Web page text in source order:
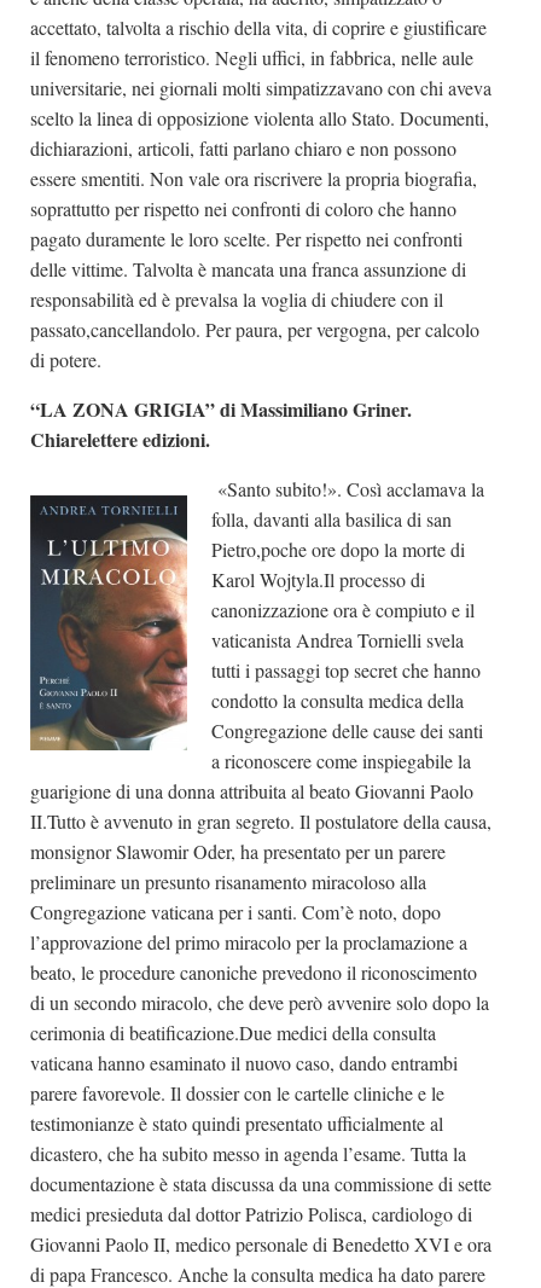
accettato, talvolta a rischio della vita, di coprire e giustificare
il fenomeno terroristico. Negli uffici, in fabbrica, nelle aule
universitarie, nei giornali molti simpatizzavano con chi aveva
scelto la linea di opposizione violenta allo Stato. Documenti,
dichiarazioni, articoli, fatti parlano chiaro e non possono
essere smentiti. Non vale ora riscrivere la propria biografia,
soprattutto per rispetto nei confronti di coloro che hanno
pagato duramente le loro scelte. Per rispetto nei confronti
delle vittime. Talvolta è mancata una franca assunzione di
responsabilità ed è prevalsa la voglia di chiudere con il
passato,cancellandolo. Per paura, per vergogna, per calcolo
di potere.
“LA ZONA GRIGIA” di Massimiliano Griner.
Chiarelettere edizioni.
«Santo subito!». Così acclamava la
folla, davanti alla basilica di san
Pietro,poche ore dopo la morte di
Karol Wojtyla.Il processo di
canonizzazione ora è compiuto e il
vaticanista Andrea Tornielli svela
tutti i passaggi top secret che hanno
condotto la consulta medica della
Congregazione delle cause dei santi
a riconoscere come inspiegabile la
guarigione di una donna attribuita al beato Giovanni Paolo
II.Tutto è avvenuto in gran segreto. Il postulatore della causa,
monsignor Slawomir Oder, ha presentato per un parere
preliminare un presunto risanamento miracoloso alla
Congregazione vaticana per i santi. Com’è noto, dopo
l’approvazione del primo miracolo per la proclamazione a
beato, le procedure canoniche prevedono il riconoscimento
di un secondo miracolo, che deve però avvenire solo dopo la
cerimonia di beatificazione.Due medici della consulta
vaticana hanno esaminato il nuovo caso, dando entrambi
parere favorevole. Il dossier con le cartelle cliniche e le
testimonianze è stato quindi presentato ufficialmente al
dicastero, che ha subito messo in agenda l’esame. Tutta la
documentazione è stata discussa da una commissione di sette
medici presieduta dal dottor Patrizio Polisca, cardiologo di
Giovanni Paolo II, medico personale di Benedetto XVI e ora
di papa Francesco. Anche la consulta medica ha dato parere